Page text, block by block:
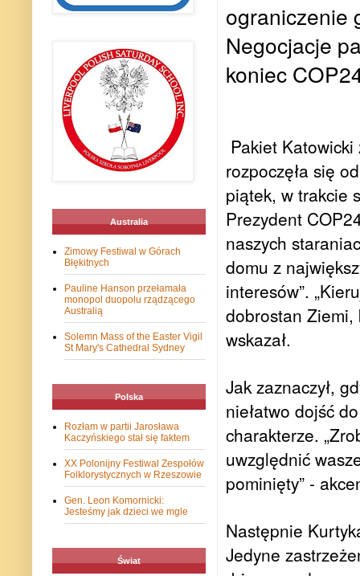
ograniczenie
Negocjacje
koniec
Pakiet
rozpoczęła się
piątek, w trakcie
Prezydent
naszych
domu z
interesów”.
dobrostan Ziemi,
wskazał.
Jak zaznaczył,
niełatwo dojść
charakterze.
uwzględnić
pominięty” -
Następnie
Jedyne
Australia
Zimowy Festiwal w Górach
Błękitnych
Pauline Hanson przełamała
monopol duopolu rządzącego
Australią
Solemn Mass of the Easter Vigil
St Mary's Cathedral Sydney
Polska
Rozłam w partii Jarosława
Kaczyńskiego stał się faktem
XX Polonijny Festiwal Zespołów
Folklorystycznych w Rzeszowie
Gen. Leon Komornicki:
Jesteśmy jak dzieci we mgle
Świat